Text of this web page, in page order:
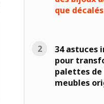
que décalés
34 astuces
pour
palettes de
meubles